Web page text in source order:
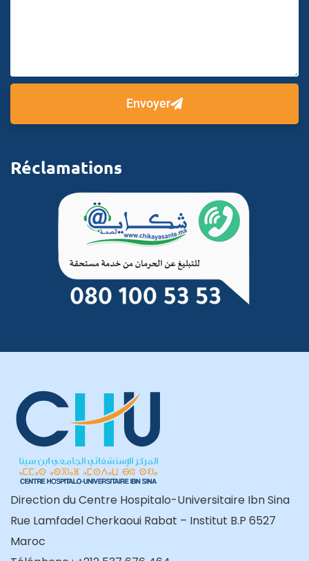
Envoyer
Réclamations
Direction du Centre Hospitalo-Universitaire Ibn Sina
Rue Lamfadel Cherkaoui Rabat – Institut B.P 6527
Maroc